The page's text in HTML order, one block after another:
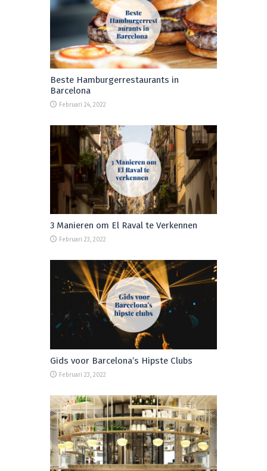
Beste Hamburgerrestaurants in
Barcelona
Februari 24, 2022
3 Manieren om El Raval te Verkennen
Februari 23, 2022
Gids voor Barcelona’s Hipste Clubs
Februari 23, 2022